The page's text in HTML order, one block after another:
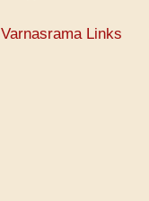
Varnasrama Links